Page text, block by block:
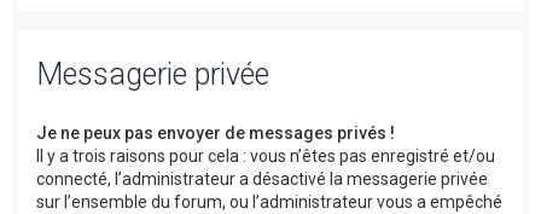
Messagerie privée
Je ne peux pas envoyer de messages privés !
Il y a trois raisons pour cela : vous n’êtes pas enregistré et/ou
connecté, l’administrateur a désactivé la messagerie privée
sur l’ensemble du forum, ou l’administrateur vous a empêché